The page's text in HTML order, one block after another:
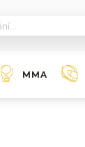
MMA